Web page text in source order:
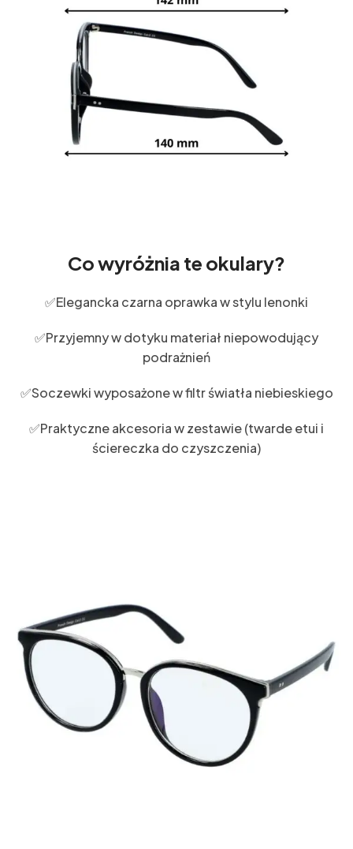
Co wyróżnia te okulary?
✅Elegancka czarna oprawka w stylu lenonki
✅Przyjemny w dotyku materiał niepowodujący
podrażnień
✅Soczewki wyposażone w filtr światła niebieskiego
✅Praktyczne akcesoria w zestawie (twarde etui i
ściereczka do czyszczenia)